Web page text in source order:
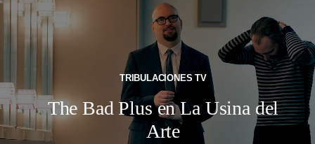
TRIBULACIONES TV
The Bad Plus en La Usina del
Arte